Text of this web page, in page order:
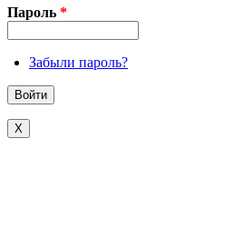
X
Пароль *
Забыли пароль?
X